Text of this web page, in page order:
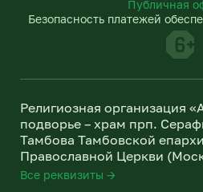
g
m
i
i
Публичная
Безопасность платежей
Религиозная организация
подворье – храм прп.
Тамбова Тамбовской
Православной Церкви
Все реквизиты →